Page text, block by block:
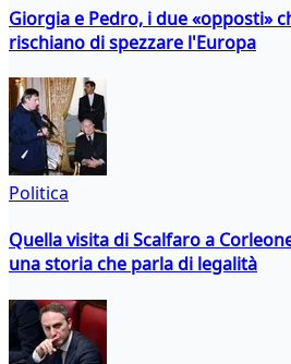
Giorgia e Pedro, i due «opposti»
rischiano di spezzare l'Europa
Politica
Quella visita di Scalfaro a
una storia che parla di legalità